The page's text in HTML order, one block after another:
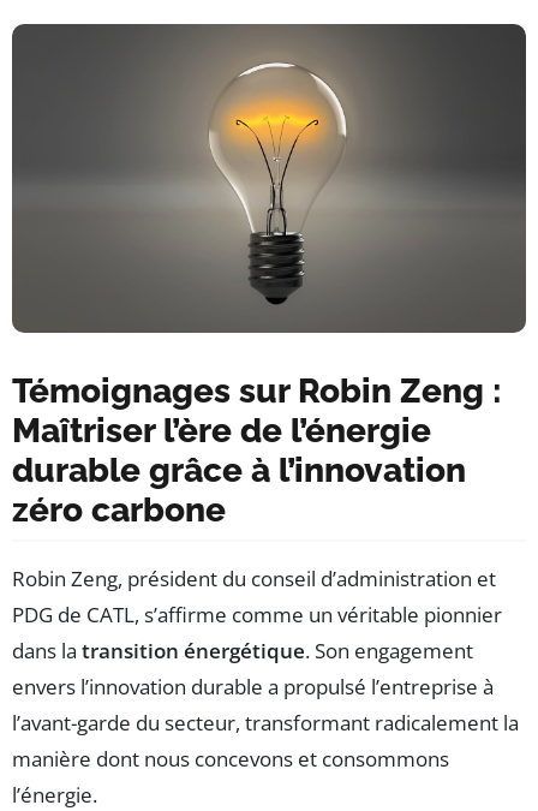
Témoignages sur Robin Zeng :
Maîtriser l’ère de l’énergie
durable grâce à l’innovation
zéro carbone
Robin Zeng, président du conseil d’administration et
PDG de CATL, s’affirme comme un véritable pionnier
dans la transition énergétique. Son engagement
envers l’innovation durable a propulsé l’entreprise à
l’avant-garde du secteur, transformant radicalement la
manière dont nous concevons et consommons
l’énergie.